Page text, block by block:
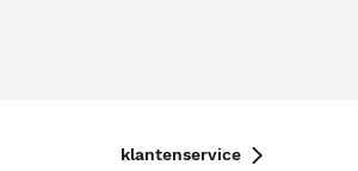
klantenservice